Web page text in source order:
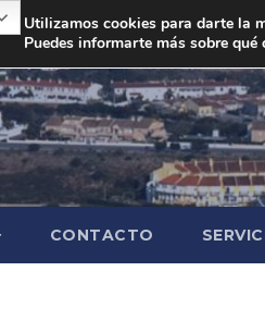
CONTACTO
Utilizamos cookies para darte la
Puedes informarte más sobre